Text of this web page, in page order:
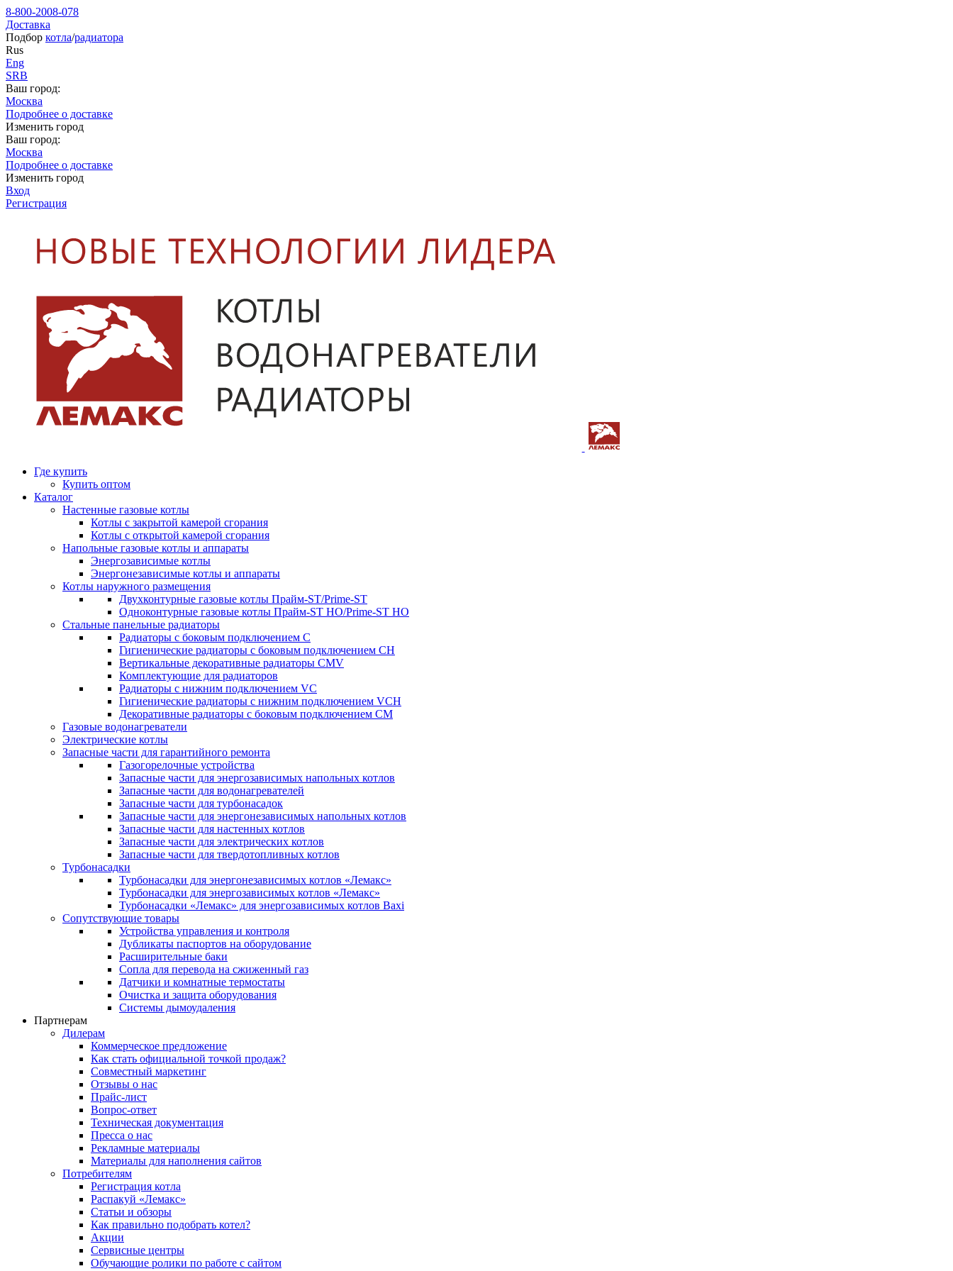
8-800-2008-078
Доставка
Подбор котла/радиатора
Rus
Eng
SRB
Ваш город:
Москва
Подробнее о доставке
Изменить город
Ваш город:
Москва
Подробнее о доставке
Изменить город
Вход
Регистрация
Где купить
Купить оптом
Каталог
Настенные газовые котлы
Котлы с закрытой камерой сгорания
Котлы с открытой камерой сгорания
Напольные газовые котлы и аппараты
Энергозависимые котлы
Энергонезависимые котлы и аппараты
Котлы наружного размещения
Двухконтурные газовые котлы Прайм-ST/Prime-ST
Одноконтурные газовые котлы Прайм-ST HO/Prime-ST HO
Стальные панельные радиаторы
Радиаторы c боковым подключением C
Гигиенические радиаторы c боковым подключением CH
Вертикальные декоративные радиаторы CMV
Комплектующие для радиаторов
Радиаторы c нижним подключением VC
Гигиенические радиаторы c нижним подключением VCH
Декоративные радиаторы с боковым подключением CM
Газовые водонагреватели
Электрические котлы
Запасные части для гарантийного ремонта
Газогорелочные устройства
Запасные части для энергозависимых напольных котлов
Запасные части для водонагревателей
Запасные части для турбонасадок
Запасные части для энергонезависимых напольных котлов
Запасные части для настенных котлов
Запасные части для электрических котлов
Запасные части для твердотопливных котлов
Турбонасадки
Турбонасадки для энергонезависимых котлов «Лемакс»
Турбонасадки для энергозависимых котлов «Лемакс»
Турбонасадки «Лемакс» для энергозависимых котлов Baxi
Сопутствующие товары
Устройства управления и контроля
Дубликаты паспортов на оборудование
Расширительные баки
Сопла для перевода на сжиженный газ
Датчики и комнатные термостаты
Очистка и защита оборудования
Системы дымоудаления
Партнерам
Дилерам
Коммерческое предложение
Как стать официальной точкой продаж?
Совместный маркетинг
Отзывы о нас
Прайс-лист
Вопрос-ответ
Техническая документация
Пресса о нас
Рекламные материалы
Материалы для наполнения сайтов
Потребителям
Регистрация котла
Распакуй «Лемакс»
Статьи и обзоры
Как правильно подобрать котел?
Акции
Сервисные центры
Обучающие ролики по работе с сайтом